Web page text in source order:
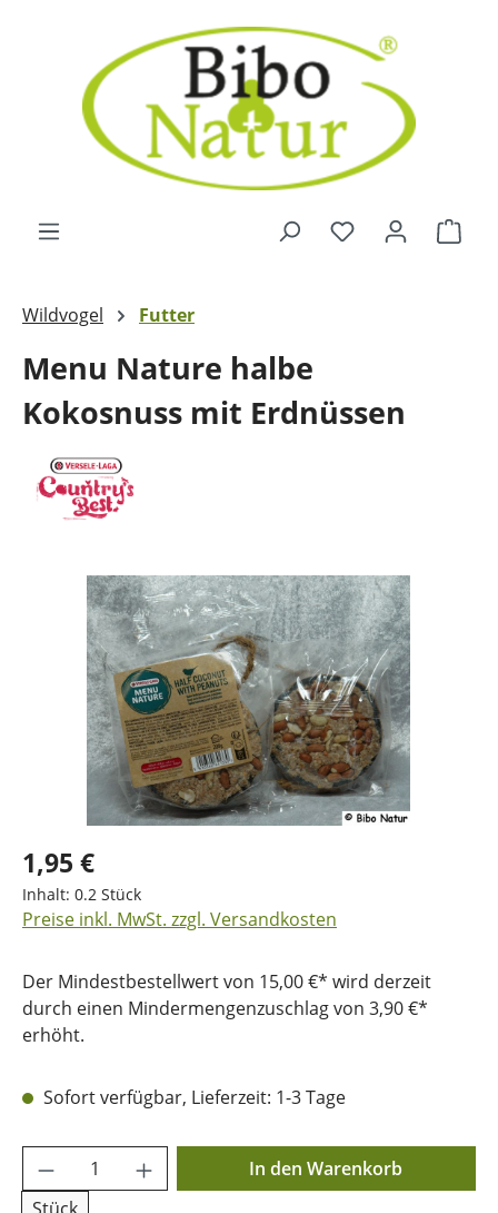
Zum Hauptinhalt springen
Wildvogel Futter
Menu Nature halbe
Kokosnuss mit Erdnüssen
Bildergalerie überspringen
1,95 €
Inhalt: 0.2 Stück
Preise inkl. MwSt. zzgl. Versandkosten
Der Mindestbestellwert von 15,00 €* wird derzeit
durch einen Mindermengenzuschlag von 3,90 €*
erhöht.
Sofort verfügbar, Lieferzeit: 1-3 Tage
Produkt Anzahl: Gib den gewünschten
In den Warenkorb